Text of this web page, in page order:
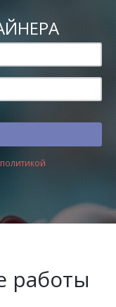
политикой
работы